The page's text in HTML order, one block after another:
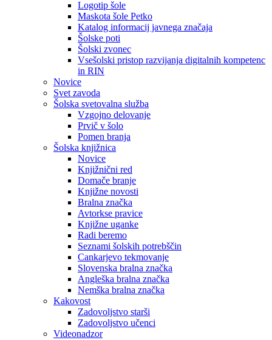
Logotip šole
Maskota šole Petko
Katalog informacij javnega značaja
Šolske poti
Šolski zvonec
Vsešolski pristop razvijanja digitalnih kompetenc
in RIN
Novice
Svet zavoda
Šolska svetovalna služba
Vzgojno delovanje
Prvič v šolo
Pomen branja
Šolska knjižnica
Novice
Knjižnični red
Domače branje
Knjižne novosti
Bralna značka
Avtorkse pravice
Knjižne uganke
Radi beremo
Seznami šolskih potrebščin
Cankarjevo tekmovanje
Slovenska bralna značka
Angleška bralna značka
Nemška bralna značka
Kakovost
Zadovoljstvo starši
Zadovoljstvo učenci
Videonadzor